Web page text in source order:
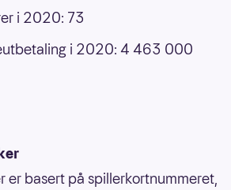
i 2020: 73
i 2020: 4 463 000
er basert på spillerkortnummeret,